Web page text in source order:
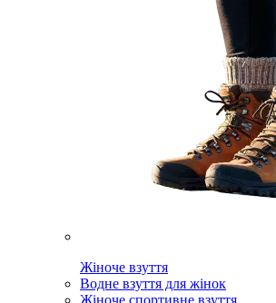
Жіноче взуття
Водне взуття для жінок
Жіноче спортивне взуття